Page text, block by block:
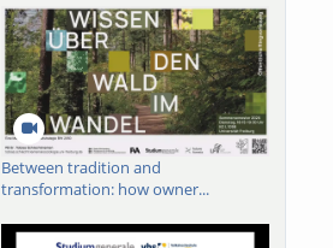
Between tradition and
transformation: how owner...